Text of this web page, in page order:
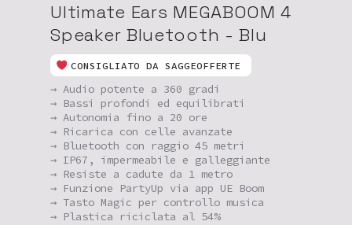
Ultimate Ears MEGABOOM 4
Speaker Bluetooth - Blu
CONSIGLIATO DA SAGGEOFFERTE
→ Audio potente a 360 gradi
→ Bassi profondi ed equilibrati
→ Autonomia fino a 20 ore
→ Ricarica con celle avanzate
→ Bluetooth con raggio 45 metri
→ IP67, impermeabile e galleggiante
→ Resiste a cadute da 1 metro
→ Funzione PartyUp via app UE Boom
→ Tasto Magic per controllo musica
→ Plastica riciclata al 54%